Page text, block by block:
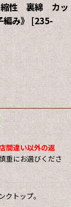
縮性 裏綿 カッ
み》 [235-
間違い以外の返
重にお選びくださ
クトップ。